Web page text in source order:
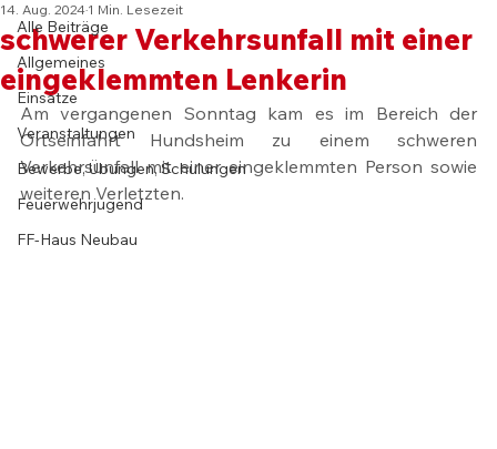
Alle Beiträge
Allgemeines
Einsätze
Veranstaltungen
Bewerbe, Übungen, Schulungen
Feuerwehrjugend
FF-Haus Neubau
schwerer Verkehrsunfall mit einer
eingeklemmten Lenkerin
14. Aug. 2024 1 Min. Lesezeit
Am vergangenen Sonntag kam es im Bereich der
Ortseinfahrt Hundsheim zu einem schweren
Verkehrsunfall mit einer eingeklemmten Person sowie
weiteren Verletzten.